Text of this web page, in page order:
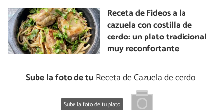
Receta de Fideos a la
cazuela con costilla de
cerdo: un plato tradicional
muy reconfortante
Sube la foto de tu Receta de Cazuela de cerdo
Sube la foto de tu plato